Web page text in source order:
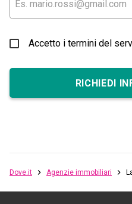
Accetto i termini del
RICHIEDI
Dove.it Agenzie immobiliari